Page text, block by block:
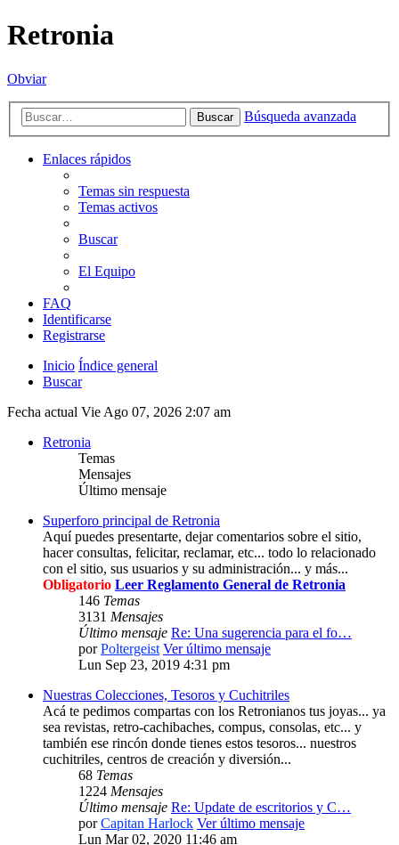
Retronia
Obviar
Buscar Búsqueda avanzada
Enlaces rápidos
Temas sin respuesta
Temas activos
Buscar
El Equipo
FAQ
Identificarse
Registrarse
Inicio Índice general
Buscar
Fecha actual Vie Ago 07, 2026 2:07 am
Retronia
Temas
Mensajes
Último mensaje
Superforo principal de Retronia
Aquí puedes presentarte, dejar comentarios sobre el sitio,
hacer consultas, felicitar, reclamar, etc... todo lo relacionado
con el sitio, sus usuarios y su administración... y más...
Obligatorio Leer Reglamento General de Retronia
146 Temas
3131 Mensajes
Último mensaje Re: Una sugerencia para el fo…
porPoltergeist Ver último mensaje
Lun Sep 23, 2019 4:31 pm
Nuestras Colecciones, Tesoros y Cuchitriles
Acá te pedimos compartas con los Retronianos tus joyas... ya
sea revistas, retro-cachibaches, compus, consolas, etc... y
también ese rincón donde tienes estos tesoros... nuestros
cuchitriles, centros de creación y diversión...
68 Temas
1224 Mensajes
Último mensaje Re: Update de escritorios y C…
porCapitan Harlock Ver último mensaje
Lun Mar 02, 2020 11:46 am